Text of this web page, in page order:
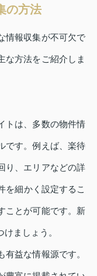
の方法
情報収集が不可欠で
な方法をご紹介しま
トは、多数の物件情
です。例えば、楽待
り、エリアなどの詳
を細かく設定するこ
ことが可能です。新
ましょう。
益な情報源です。